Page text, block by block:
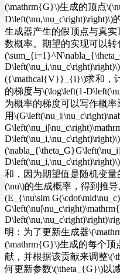
(\mathrm{G}\)生成的顶点
生成器产生的假顶点与真
数概率。期望的实现可以
({\mathcal{V}}_{i}\)求和，
的梯度与\(\log\left(1-
为概率的梯度可以写作概
用
和，因为期望值是随机变
(\nu\)的生成概率，得到推
(E_{\nu\sim
明：为了更新生成器
(\mathrm{G}\)生成的每个
献，并根据该贡献来调整
何更新参数\(\theta_{G}\)以